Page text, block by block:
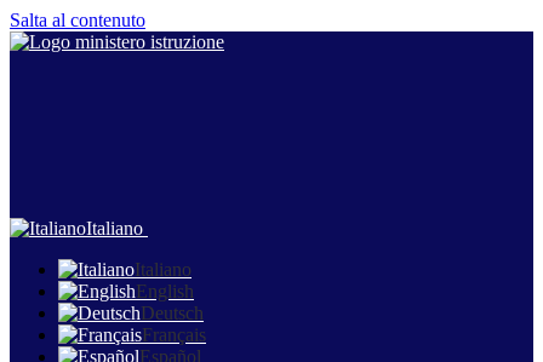
Salta al contenuto
Italiano
Italiano
English
Deutsch
Français
Español